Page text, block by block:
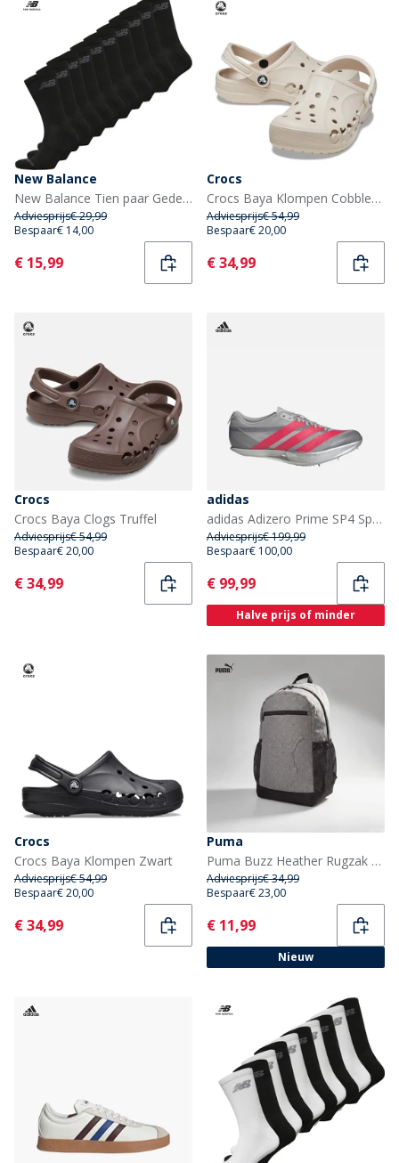
New Balance
New Balance Tien paar Gedempte Crew Sokken Zwart
Adviesprijs€ 29,99
Bespaar€ 14,00
Current
€ 15,99
Crocs
Crocs Baya Klompen Cobblestone
Adviesprijs€ 54,99
Bespaar€ 20,00
Current
€ 34,99
Crocs
Crocs Baya Clogs Truffel
Adviesprijs€ 54,99
Bespaar€ 20,00
Current
€ 34,99
adidas
adidas Adizero Prime SP4 Sprint Atletiek Schoenen Grey Two/Lucid Red/Silver Metallic
Adviesprijs€ 199,99
Bespaar€ 100,00
Current
€ 99,99
Halve prijs of minder
Crocs
Crocs Baya Klompen Zwart
Adviesprijs€ 54,99
Bespaar€ 20,00
Current
€ 34,99
Puma
Puma Buzz Heather Rugzak Medium Grey Heather
Adviesprijs€ 34,99
Bespaar€ 23,00
Current
€ 11,99
Nieuw